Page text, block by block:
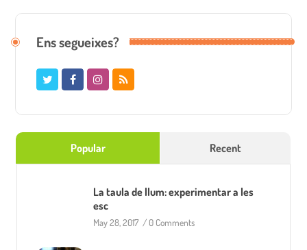
Ens segueixes?
Popular Recent
La taula de llum: experimentar a les
esc
May 28, 2017 /0 Comments